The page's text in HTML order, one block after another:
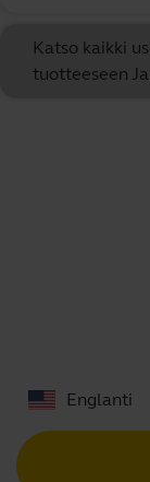
Katso kaikki
tuotteeseen
Englanti